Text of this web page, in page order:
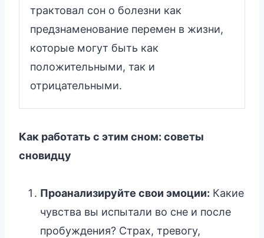
трактовал сон о болезни как
предзнаменование перемен в жизни,
которые могут быть как
положительными, так и
отрицательными.
Как работать с этим сном: советы
сновидцу
Проанализируйте свои эмоции: Какие
чувства вы испытали во сне и после
пробуждения? Страх, тревогу,